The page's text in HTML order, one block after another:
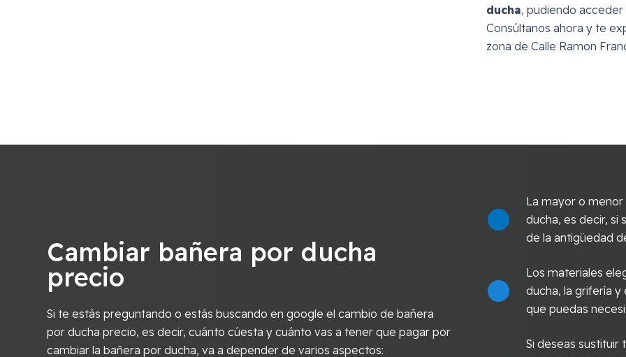
ducha, pudiendo
Consúltanos ahora y te
zona de Calle Ramon
Cambiar bañera por ducha
precio
Si te estás preguntando o estás buscando en google el cambio de bañera
por ducha precio, es decir, cuánto cúesta y cuánto vas a tener que pagar por
cambiar la bañera por ducha, va a depender de varios aspectos:
La mayor o
ducha, es decir, si
de la antigüedad
Los materiales
ducha, la grifería y
que puedas
Si deseas sustituir